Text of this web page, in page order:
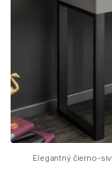
Elegantný čierno-